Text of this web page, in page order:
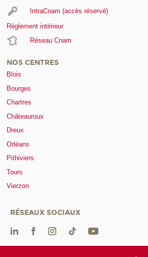
IntraCnam (accès réservé)
Règlement intérieur
Réseau Cnam
NOS CENTRES
Blois
Bourges
Chartres
Châteauroux
Dreux
Orléans
Pithiviers
Tours
Vierzon
RÉSEAUX SOCIAUX